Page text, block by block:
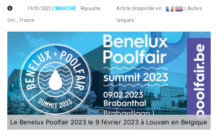
19/01/2023 | MARCHÉ : Royaume
Uni , France
Article disponible en :
| Autres
langues
Le Benelux Poolfair 2023 le 9 février 2023 à Louvain en Belgique